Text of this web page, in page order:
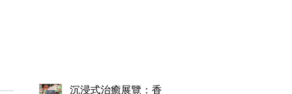
沉浸式治癒展覽：香